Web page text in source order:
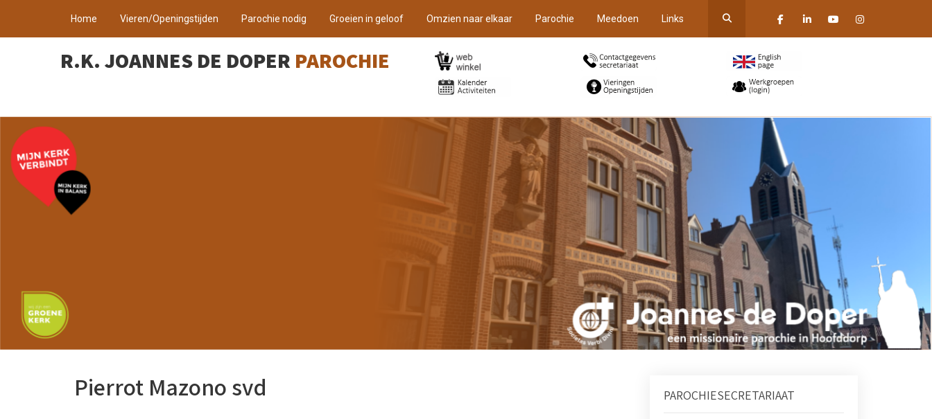
Home Vieren/Openingstijden Parochie nodig Groeien in geloof Omzien naar elkaar Parochie Meedoen Links
R.K. JOANNES DE DOPER PAROCHIE
Pierrot Mazono svd PAROCHIESECRETARIAAT